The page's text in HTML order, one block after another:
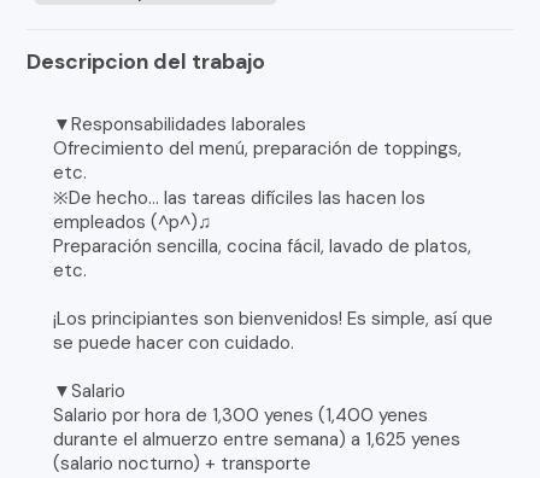
Descripcion del trabajo
▼Responsabilidades laborales
Ofrecimiento del menú, preparación de toppings,
etc.
※De hecho... las tareas difíciles las hacen los
empleados (^p^)♫
Preparación sencilla, cocina fácil, lavado de platos,
etc.
¡Los principiantes son bienvenidos! Es simple, así que
se puede hacer con cuidado.
▼Salario
Salario por hora de 1,300 yenes (1,400 yenes
durante el almuerzo entre semana) a 1,625 yenes
(salario nocturno) + transporte